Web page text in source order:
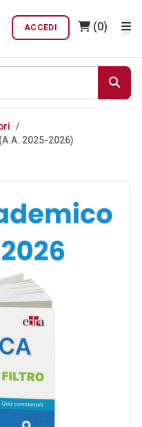
ACCEDI (0)
/
(A.A. 2025-2026)